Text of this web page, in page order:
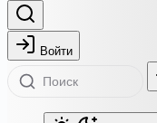
Войти